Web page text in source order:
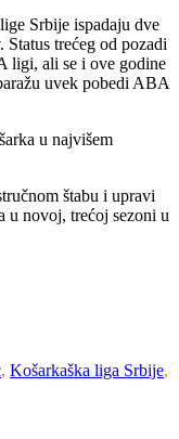
Srbije ispadaju dve
trećeg od pozadi
ligi, ali se i ove godine
uvek pobedi ABA
u najvišem
štabu i upravi
u novoj, trećoj sezoni u
, Košarkaška liga Srbije,